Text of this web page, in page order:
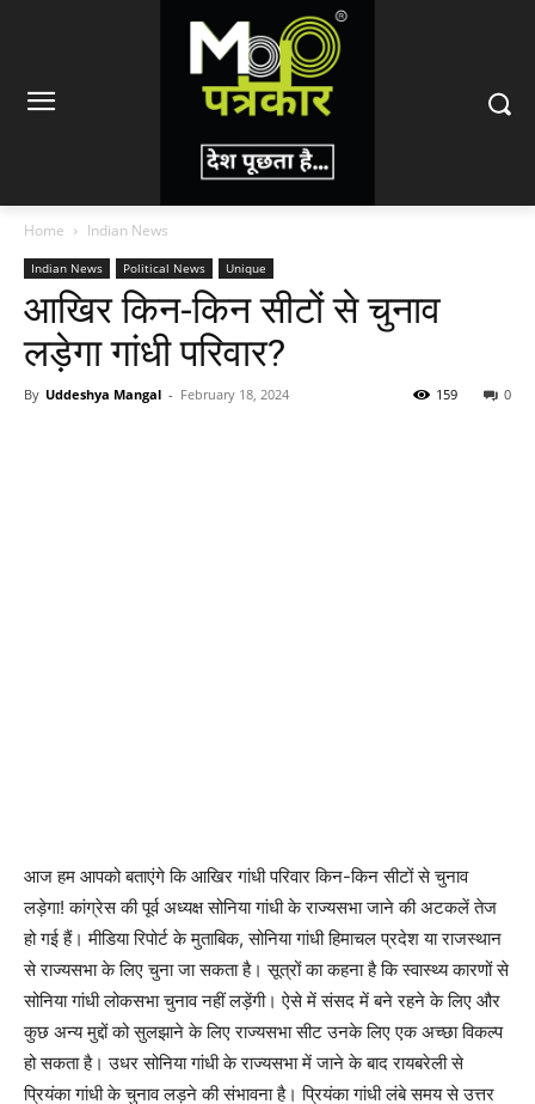
Home Indian News
Indian News Political News Unique
आखिर किन-किन सीटों से चुनाव
लड़ेगा गांधी परिवार?
By Uddeshya Mangal - February 18, 2024 0
159
आज हम आपको बताएंगे कि आखिर गांधी परिवार किन-किन सीटों से चुनाव
लड़ेगा! कांग्रेस की पूर्व अध्यक्ष सोनिया गांधी के राज्यसभा जाने की अटकलें तेज
हो गई हैं। मीडिया रिपोर्ट के मुताबिक, सोनिया गांधी हिमाचल प्रदेश या राजस्थान
से राज्यसभा के लिए चुना जा सकता है। सूत्रों का कहना है कि स्वास्थ्य कारणों से
सोनिया गांधी लोकसभा चुनाव नहीं लड़ेंगी। ऐसे में संसद में बने रहने के लिए और
कुछ अन्य मुद्दों को सुलझाने के लिए राज्यसभा सीट उनके लिए एक अच्छा विकल्प
हो सकता है। उधर सोनिया गांधी के राज्यसभा में जाने के बाद रायबरेली से
प्रियंका गांधी के चुनाव लड़ने की संभावना है। प्रियंका गांधी लंबे समय से उत्तर